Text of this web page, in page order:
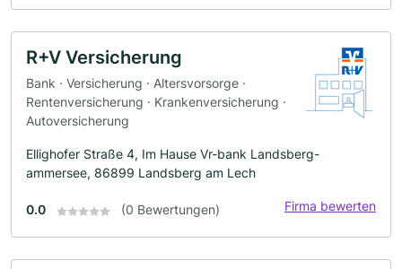
R+V Versicherung
Bank · Versicherung · Altersvorsorge ·
Rentenversicherung · Krankenversicherung ·
Autoversicherung
Ellighofer Straße 4, Im Hause Vr-bank Landsberg-
ammersee, 86899 Landsberg am Lech
0.0 (0 Bewertungen) Firma bewerten